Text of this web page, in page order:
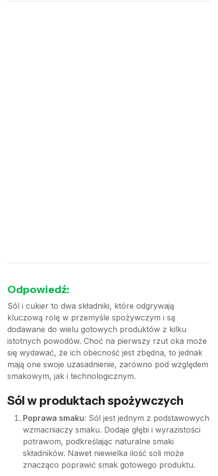
Odpowiedź:
Sól i cukier to dwa składniki, które odgrywają
kluczową rolę w przemyśle spożywczym i są
dodawane do wielu gotowych produktów z kilku
istotnych powodów. Choć na pierwszy rzut oka może
się wydawać, że ich obecność jest zbędna, to jednak
mają one swoje uzasadnienie, zarówno pod względem
smakowym, jak i technologicznym.
Sól w produktach spożywczych
Poprawa smaku: Sól jest jednym z podstawowych
wzmacniaczy smaku. Dodaje głębi i wyrazistości
potrawom, podkreślając naturalne smaki
składników. Nawet niewielka ilość soli może
znacząco poprawić smak gotowego produktu.